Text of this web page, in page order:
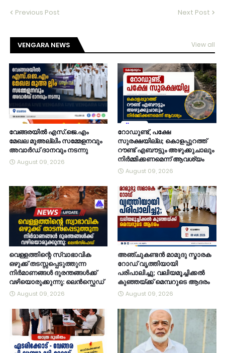
Previous Post Next Post
VENGARA NEWS View all
വേങ്ങരയിൽ എസ്.ജെ.എം
മേഖല മുഅല്ലിം സമ്മേളനവും
അവാർഡ് ദാനവും നടന്നു
August 09, 2026
റോഡുണ്ട്, പക്ഷേ
സുരക്ഷയില്ല; കൊളപ്പുറത്ത്
റൗണ്ട് എബൗട്ടും അഴുക്കുചാലും
നിർമ്മിക്കണമെന്ന് ആവശ്യം
August 09, 2026
വെള്ളത്തിന്റെ സ്വാഭാവിക
ഒഴുക്ക് തടസ്സപ്പെടുത്തുന്ന
നിർമാണങ്ങൾ ദുരന്തങ്ങൾക്ക്
വഴിയൊരുക്കുന്നു: ലെൻസ്ഫെഡ്
August 09, 2026
അഞ്ചുകണ്ടൻ മാമുദു സ്മാരക
റോഡ് വൃത്തിയായി
പരിപാലിച്ചു; വലിയമൂച്ചിക്കൽ
കുഞ്ഞയ്ക്ക് മെമ്പറുടെ ആദരം
August 09, 2026